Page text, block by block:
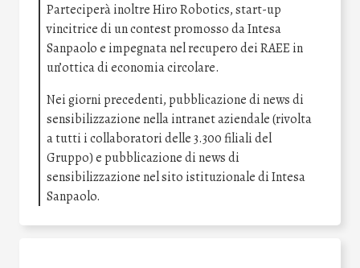
Parteciperà inoltre Hiro Robotics, start-up
vincitrice di un contest promosso da Intesa
Sanpaolo e impegnata nel recupero dei RAEE in
un’ottica di economia circolare.
Nei giorni precedenti, pubblicazione di news di
sensibilizzazione nella intranet aziendale (rivolta
a tutti i collaboratori delle 3.300 filiali del
Gruppo) e pubblicazione di news di
sensibilizzazione nel sito istituzionale di Intesa
Sanpaolo.